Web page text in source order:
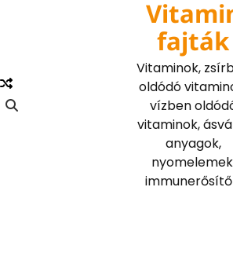
fajták
Vitaminok,
oldódó
vízben
vitaminok,
anyagok,